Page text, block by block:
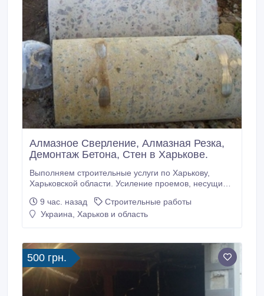
Алмазное Сверление, Алмазная Резка,
Демонтаж Бетона, Стен в Харькове.
Выполняем строительные услуги по Харькову,
Харьковской области. Усиление проемов, несущих
перекрытия. Сварочно монтажные работы. Закупка,
доставка металла для усиления проемов.
стен без пыли.
9 час. назад
Строительные работы
Украина, Харьков и область
500 грн.